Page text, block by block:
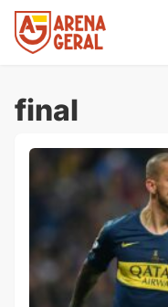
final